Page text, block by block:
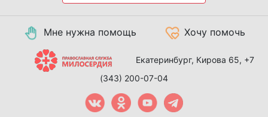
Мне нужна помощь Хочу помочь
Екатеринбург, Кирова 65, +7
(343) 200-07-04